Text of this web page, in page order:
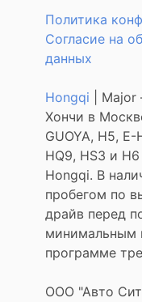
Политика
Согласие на
данных
Hongqi |
Хончи в
GUOYA, H5,
HQ9, HS3 и
Hongqi. В
пробегом по
драйв перед
минимальным
программе
ООО "Авто